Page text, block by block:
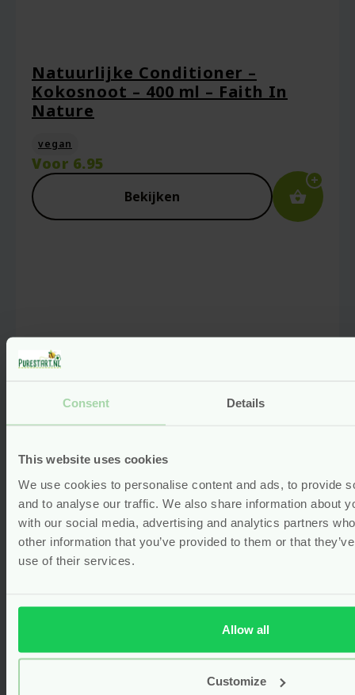
Consent Details
This website uses cookies
We use cookies to personalise content and ads, to provide
and to analyse our traffic. We also share information about
with our social media, advertising and analytics partners
other information that you’ve provided to them or that
use of their services.
Allow all
Customize
Natuurlijke Conditioner –
Kokosnoot – 400 ml – Faith In
Nature
vegan
Voor 6.95
Bekijken
Natuurlijk Kraamverband – 10
stuks – Natracare
Bekijken